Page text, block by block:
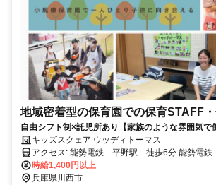
地域密着型の保育園での保育STAFF
自由シフト制×託児所あり【家族のような雰囲気で
キッズスクェア ウッディトーマス
アクセス: 能勢電鉄 平野駅 徒歩6分 能勢電鉄 多田駅 能勢電鉄
鼓滝駅
時給1,400円以上
兵庫県川西市